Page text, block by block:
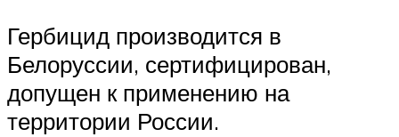
Гербицид производится в
Белоруссии, сертифицирован,
допущен к применению на
территории России.